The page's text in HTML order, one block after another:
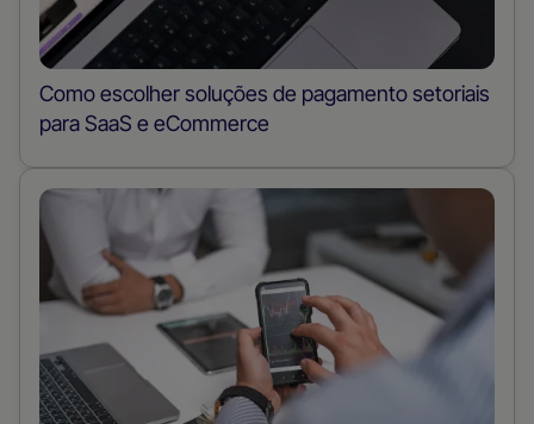
Como escolher soluções de pagamento setoriais
para SaaS e eCommerce